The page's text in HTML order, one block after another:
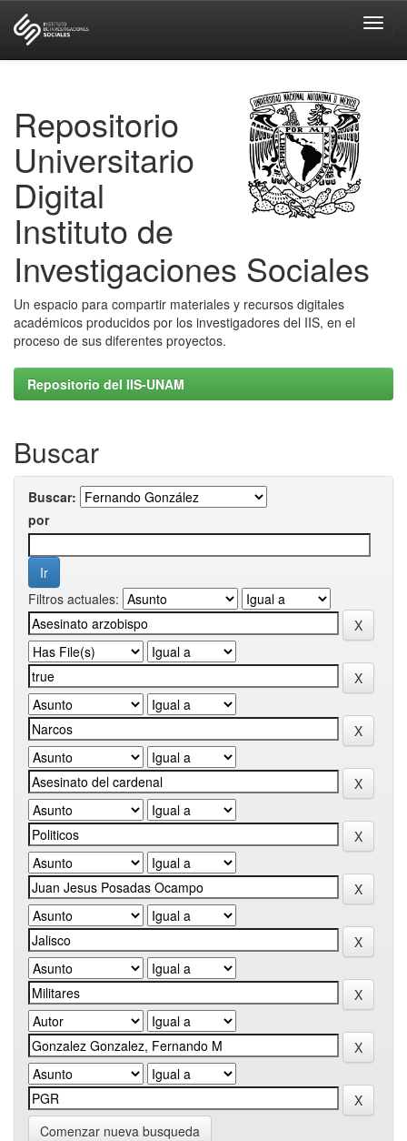
Repositorio
Universitario
Digital
Instituto de
Investigaciones Sociales
Un espacio para compartir materiales y recursos digitales
académicos producidos por los investigadores del IIS, en el
proceso de sus diferentes proyectos.
Repositorio del IIS-UNAM
Buscar
Buscar:
por
Filtros actuales:
Comenzar nueva busqueda